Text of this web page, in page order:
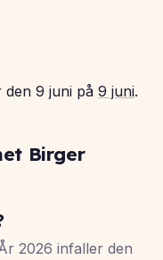
den 9 juni på 9 juni.
Birger
2026 infaller den